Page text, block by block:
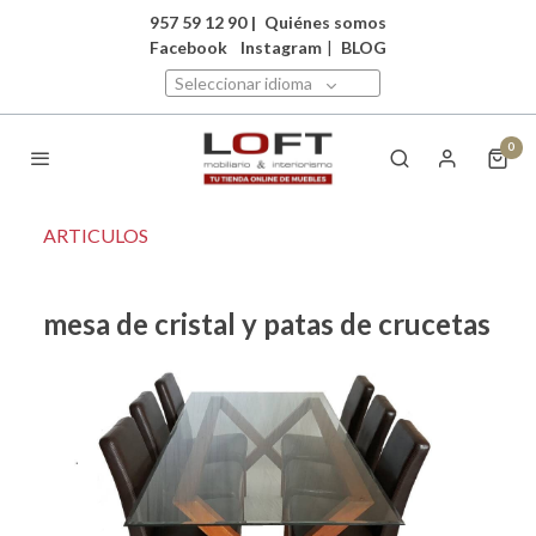
957 59 12 90 | Quiénes somos
Facebook
Instagram | BLOG
Seleccionar idioma
0
ARTICULOS
mesa de cristal y patas de crucetas